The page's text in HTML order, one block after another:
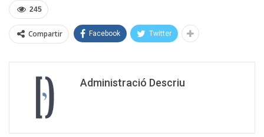
245
Compartir Facebook Twitter
Administració Descriu